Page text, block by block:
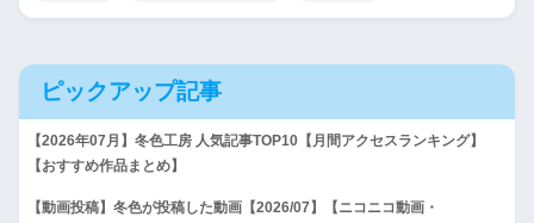
ピックアップ記事
【2026年07月】冬色工房 人気記事TOP10【月間アクセスランキング】
【おすすめ作品まとめ】
【動画投稿】冬色が投稿した動画【2026/07】【ニコニコ動画・